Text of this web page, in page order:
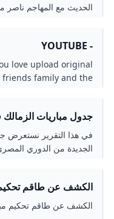
الحديث مع المهاجم ناصر
سيطرت عليه، بسبب
- YOUTUBE
love upload original
family and the
والقنوات الناقلة العربية GOAL.COM
في هذا التقرير نستعرض
الكشف عن طاقم تحكيم
مصراوى
الكشف عن طاقم تحكيم مباراة